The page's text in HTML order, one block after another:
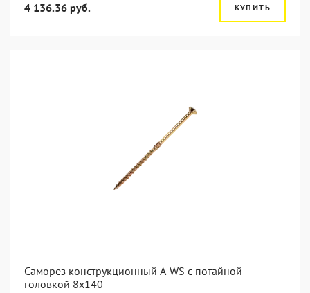
4 136.36 руб. КУПИТЬ
Саморез конструкционный A-WS с потайной
головкой 8x140